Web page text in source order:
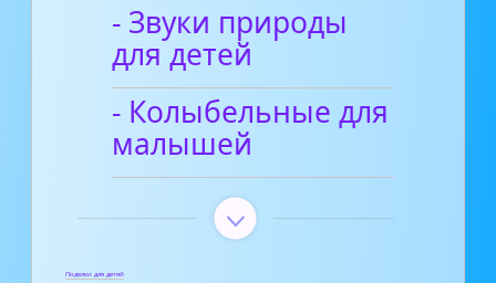
- Звуки природы
для детей
- Колыбельные для
малышей
Поделки для детей